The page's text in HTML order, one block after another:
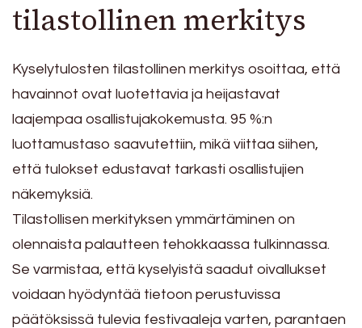
tilastollinen merkitys
Kyselytulosten tilastollinen merkitys osoittaa, että
havainnot ovat luotettavia ja heijastavat
laajempaa osallistujakokemusta. 95 %:n
luottamustaso saavutettiin, mikä viittaa siihen,
että tulokset edustavat tarkasti osallistujien
näkemyksiä.
Tilastollisen merkityksen ymmärtäminen on
olennaista palautteen tehokkaassa tulkinnassa.
Se varmistaa, että kyselyistä saadut oivallukset
voidaan hyödyntää tietoon perustuvissa
päätöksissä tulevia festivaaleja varten, parantaen